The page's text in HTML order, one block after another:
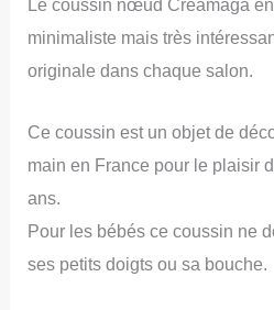
minimaliste mais très
originale dans chaque salon.
Ce coussin est un objet de
main en France pour le plaisir
ans.
Pour les bébés ce coussin ne
ses petits doigts ou sa bouche.